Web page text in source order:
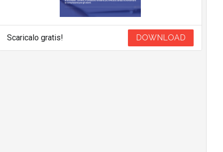
Scaricalo gratis! DOWNLOAD